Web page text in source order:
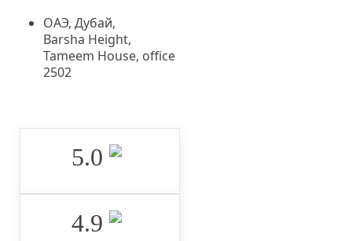
ОАЭ, Дубай,
Barsha Height,
Tameem House, office
2502
5.0 ‌
4.9 ‌